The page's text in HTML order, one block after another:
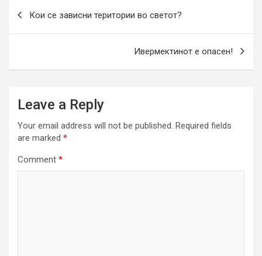
Кои се зависни територии во светот?
Ивермектинот е опасен!
Leave a Reply
Your email address will not be published. Required fields
are marked *
Comment *